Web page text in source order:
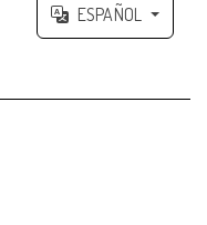
ESPAÑOL